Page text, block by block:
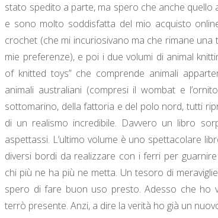
stato spedito a parte, ma spero che anche
e sono molto soddisfatta del mio acquisto
crochet (che mi incuriosivano ma che rimane
mie preferenze), e poi i due volumi di animal
of knitted toys” che comprende animali
animali australiani (compresi il wombat e
sottomarino, della fattoria e del polo nord, tutti
di un realismo incredibile. Davvero un libro
aspettassi. L’ultimo volume è uno spettacolare
diversi bordi da realizzare con i ferri per
chi più ne ha più ne metta. Un tesoro di
spero di fare buon uso presto. Adesso che ho
terrò presente. Anzi, a dire la verità ho già un